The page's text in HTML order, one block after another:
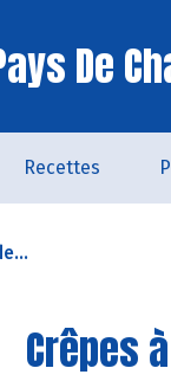
De
Recettes
Crêpes